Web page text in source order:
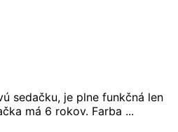
sedačku, je plne funkčná len
má 6 rokov. Farba ...